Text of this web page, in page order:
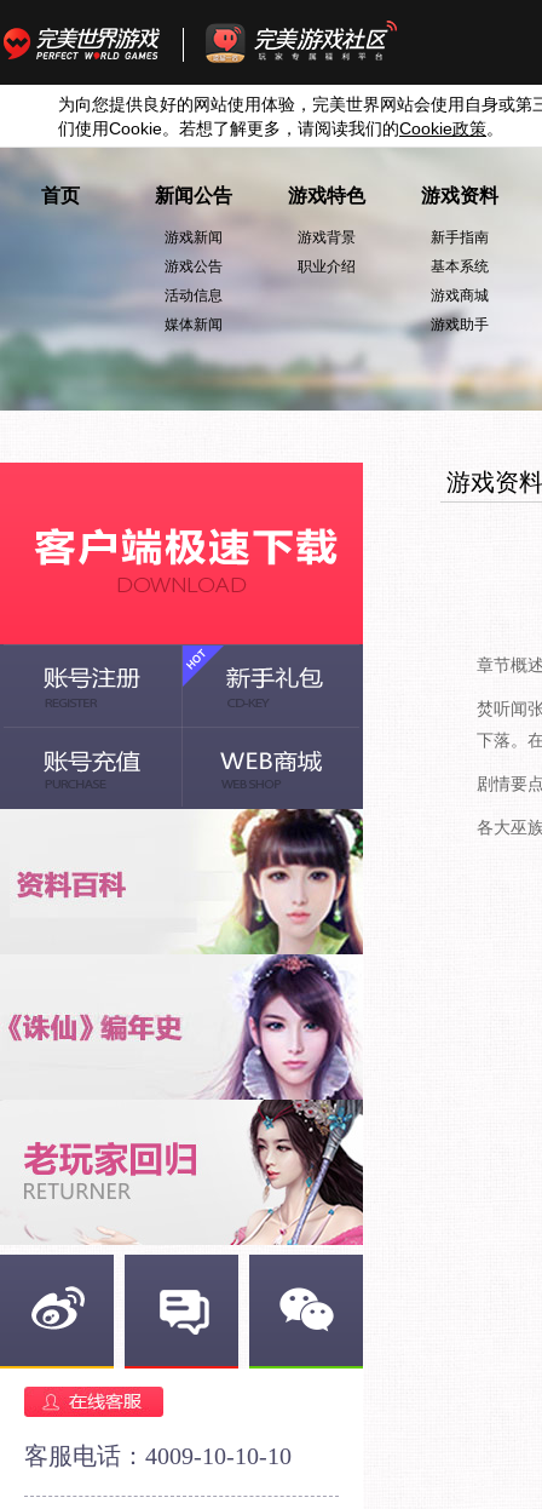
为向您提供良好的网站使用体验，完美世界网站会使用自身或第
们使用Cookie。若想了解更多，请阅读我们的Cookie政策。
首页 新闻公告
游戏新闻
游戏公告
活动信息
媒体新闻
游戏特色
游戏背景
职业介绍
游戏资料
新手指南
基本系统
游戏商城
游戏助手
客服电话：4009-10-10-10
游戏资料
章节概
焚听闻
下落。
剧情要
各大巫